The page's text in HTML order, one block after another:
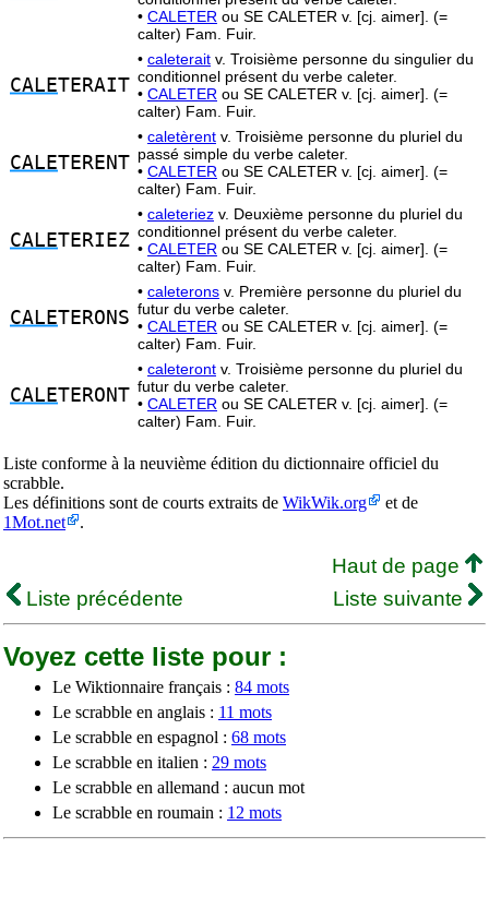
• CALETER ou SE CALETER v. [cj. aimer]. (=
calter) Fam. Fuir.
CALETERAIT
• caleterait v. Troisième personne du singulier du
conditionnel présent du verbe caleter.
• CALETER ou SE CALETER v. [cj. aimer]. (=
calter) Fam. Fuir.
CALETERENT
• caletèrent v. Troisième personne du pluriel du
passé simple du verbe caleter.
• CALETER ou SE CALETER v. [cj. aimer]. (=
calter) Fam. Fuir.
CALETERIEZ
• caleteriez v. Deuxième personne du pluriel du
conditionnel présent du verbe caleter.
• CALETER ou SE CALETER v. [cj. aimer]. (=
calter) Fam. Fuir.
CALETERONS
• caleterons v. Première personne du pluriel du
futur du verbe caleter.
• CALETER ou SE CALETER v. [cj. aimer]. (=
calter) Fam. Fuir.
CALETERONT
• caleteront v. Troisième personne du pluriel du
futur du verbe caleter.
• CALETER ou SE CALETER v. [cj. aimer]. (=
calter) Fam. Fuir.
Liste conforme à la neuvième édition du dictionnaire officiel du
scrabble.
Les définitions sont de courts extraits de WikWik.org
et de
1Mot.net
.
Haut de page
Liste précédente
Liste suivante
Voyez cette liste pour :
Le Wiktionnaire français : 84 mots
Le scrabble en anglais : 11 mots
Le scrabble en espagnol : 68 mots
Le scrabble en italien : 29 mots
Le scrabble en allemand : aucun mot
Le scrabble en roumain : 12 mots